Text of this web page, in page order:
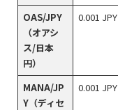
OAS/JPY
（オアシ
ス/日本
円）
0.001 JPY
MANA/JP
Y（ディセ
0.001 JPY